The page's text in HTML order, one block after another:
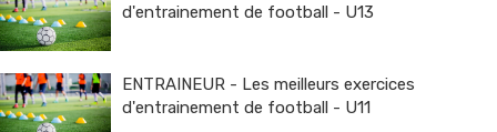
d'entrainement de football - U13
ENTRAINEUR - Les meilleurs exercices
d'entrainement de football - U11